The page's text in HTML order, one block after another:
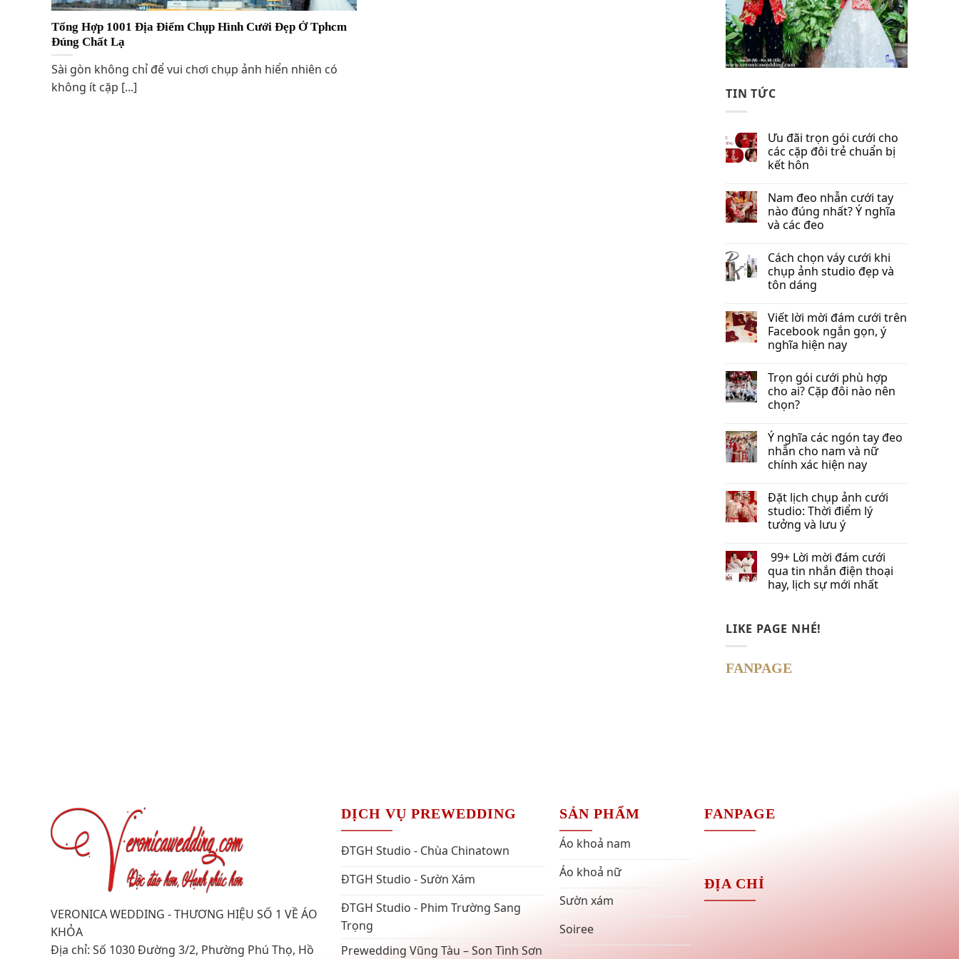
Tổng Hợp 1001 Địa Điểm Chụp Hình Cưới Đẹp Ở Tphcm
Đúng Chất Lạ
Sài gòn không chỉ để vui chơi chụp ảnh hiển nhiên có
không ít cặp [...]
TIN TỨC
Ưu đãi trọn gói cưới cho
các cặp đôi trẻ chuẩn bị
kết hôn
Nam đeo nhẫn cưới tay
nào đúng nhất​? Ý nghĩa
và các đeo
Cách chọn váy cưới khi
chụp ảnh studio đẹp và
tôn dáng
Viết lời mời đám cưới trên
Facebook​ ngắn gọn, ý
nghĩa hiện nay
Trọn gói cưới phù hợp
cho ai? Cặp đôi nào nên
chọn?
Ý nghĩa các ngón tay đeo
nhẫn cho nam và nữ
chính xác hiện nay
Đặt lịch chụp ảnh cưới
studio: Thời điểm lý
tưởng và lưu ý
99+ Lời mời đám cưới
qua tin nhắn​ điện thoại
hay, lịch sự mới nhất
LIKE PAGE NHÉ!
FANPAGE
VERONICA WEDDING - THƯƠNG HIỆU SỐ 1 VỀ ÁO
KHỎA
Địa chỉ: Số 1030 Đường 3/2, Phường Phú Thọ, Hồ
DỊCH VỤ PREWEDDING
ĐTGH Studio - Chùa Chinatown
ĐTGH Studio - Sườn Xám
ĐTGH Studio - Phim Trường Sang
Trọng
Prewedding Vũng Tàu – Son Tình Sơn
SẢN PHẨM
Áo khoả nam
Áo khoả nữ
Sườn xám
Soiree
FANPAGE
ĐỊA CHỈ